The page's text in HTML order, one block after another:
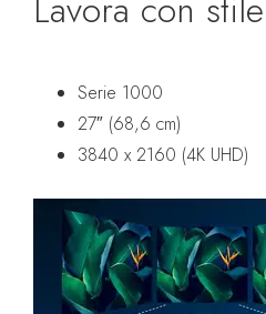
Lavora con stile
Serie 1000
27″ (68,6 cm)
3840 x 2160 (4K UHD)